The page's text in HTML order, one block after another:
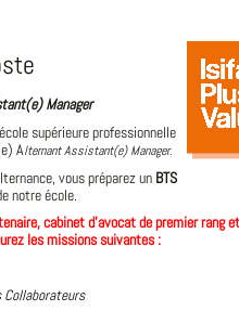
Manager
supérieure professionnelle
AlternantAssistant(e) Manager.
vous préparez un BTS
notre école.
, cabinet d'avocat de premier rang
les missions suivantes :
Collaborateurs